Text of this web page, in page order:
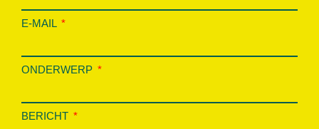
E-MAIL
ONDERWERP
BERICHT